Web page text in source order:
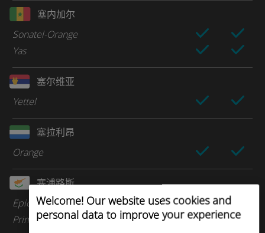
Welcome! Our website uses cookies and
personal data to improve your experience
塞内加尔
Sonatel-Orange
Yas
塞尔维亚
Yettel
塞拉利昂
Orange
塞浦路斯
Epic
Primetel